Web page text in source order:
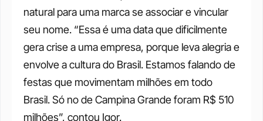
natural para uma marca se associar e vincular
seu nome. “Essa é uma data que dificilmente
gera crise a uma empresa, porque leva alegria e
envolve a cultura do Brasil. Estamos falando de
festas que movimentam milhões em todo
Brasil. Só no de Campina Grande foram R$ 510
milhões”, contou Igor.